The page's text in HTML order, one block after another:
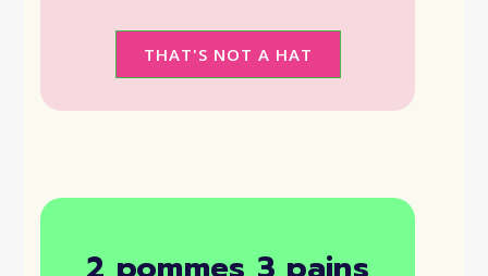
THAT'S NOT A HAT